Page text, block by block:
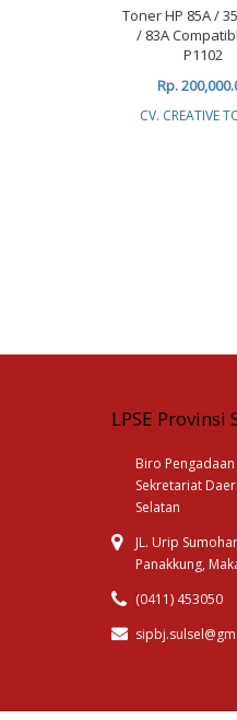
Toner HP 85A /
/ 83A
P1102
Rp.
CV. CREATIVE
LPSE Provinsi
Biro
Sekretariat
Selatan
JL. Urip
Panakkung,
(0411) 453050